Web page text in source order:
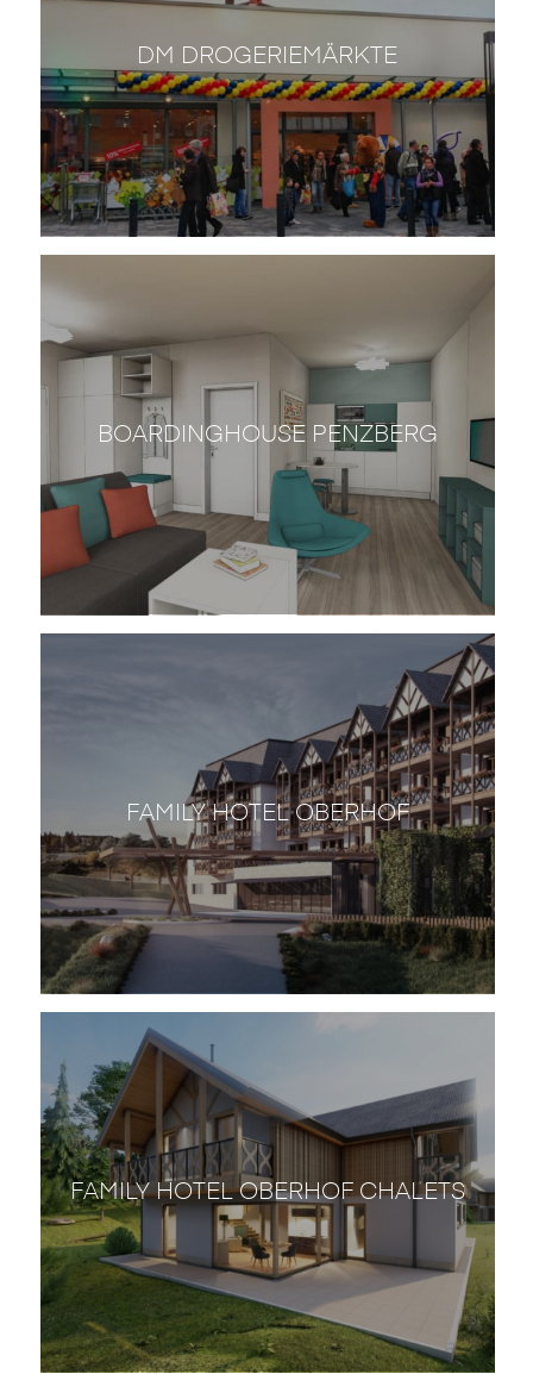
DM DROGERIEMÄRKTE
BOARDINGHOUSE PENZBERG
FAMILY HOTEL OBERHOF
FAMILY HOTEL OBERHOF CHALETS